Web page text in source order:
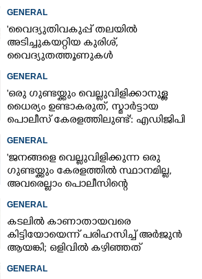
GENERAL
'വൈദ്യുതിവകുപ്പ് തലയിൽ
അടിച്ചുകയറ്റിയ കുരിശ്‌,
വൈദ്യുതത്തൂണുകൾ
വിളിക്കുന്ന കാലമാണിത്'
GENERAL
'ഒരു ഗുണ്ടയ്ക്കും വെല്ലുവിളിക്കാനുള്ള
ധൈര്യം ഉണ്ടാകരുത്, സ്മാർട്ടായ
പൊലീസ് കേരളത്തിലുണ്ട്': എഡിജിപി
GENERAL
'ജനങ്ങളെ വെല്ലുവിളിക്കുന്ന ഒരു
ഗുണ്ടയ്ക്കും കേരളത്തിൽ സ്ഥാനമില്ല,​
അവരെല്ലാം പൊലീസിന്റെ
GENERAL
കടലിൽ കാണാതായവരെ
കിട്ടിയോയെന്ന് പരിഹസിച്ച് അർജുൻ
ആയങ്കി; ഒളിവിൽ കഴിഞ്ഞത്
GENERAL